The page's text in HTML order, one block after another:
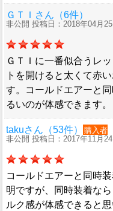
ＧＴＩさん（6件）
非公開 投稿日：2018年04月25
ＧＴＩに一番似合うレ
トを開けると太くて赤
す。コールドエアーと
るいのが体感できます。
takuさん（53件）
購入者
非公開 投稿日：2017年11月24
コールドエアーと同時
明ですが、同時装着な
ルク感が体感できると思